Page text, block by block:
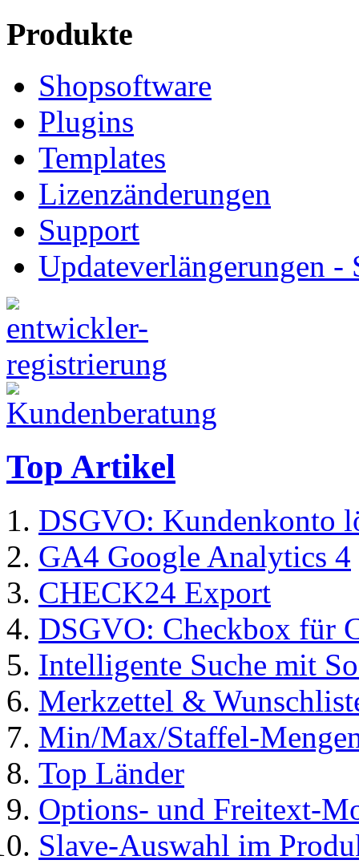
Produkte
Shopsoftware
Plugins
Templates
Lizenzänderungen
Support
Updateverlängerungen -
Top Artikel
DSGVO: Kundenkonto
GA4 Google Analytics 4
CHECK24 Export
DSGVO: Checkbox für
Intelligente Suche mit
Merkzettel &
Min/Max/Staffel-
Top Länder
Options- und Freitext-
Slave-Auswahl im